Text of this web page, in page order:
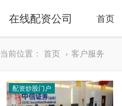
在线配资公司 首页
当前位置： 首页 客户服务
配资炒股门户